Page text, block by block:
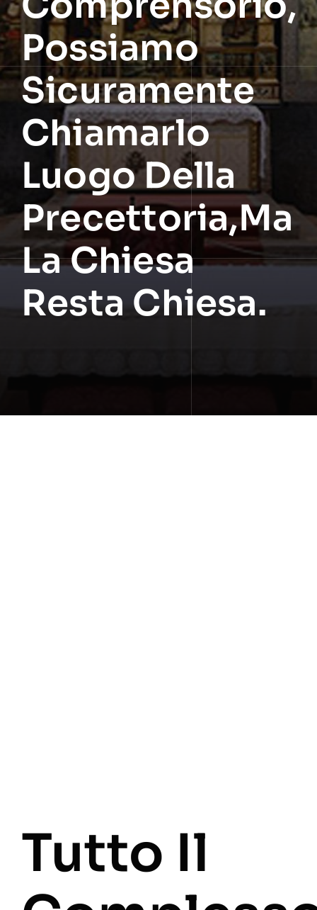
Possiamo
Sicuramente
Chiamarlo
Luogo Della
Precettoria,ma
La Chiesa
Resta Chiesa.
Tutto Il